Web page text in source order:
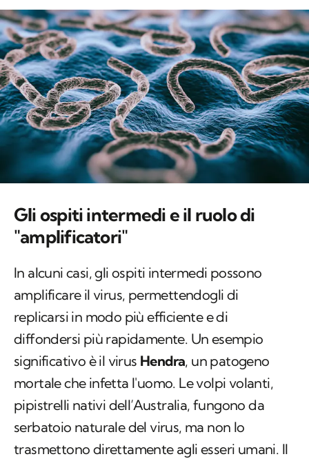
Gli ospiti intermedi e il ruolo di
"amplificatori"
In alcuni casi, gli ospiti intermedi possono
amplificare il virus, permettendogli di
replicarsi in modo più efficiente e di
diffondersi più rapidamente. Un esempio
significativo è il virus Hendra, un patogeno
mortale che infetta l'uomo. Le volpi volanti,
pipistrelli nativi dell’Australia, fungono da
serbatoio naturale del virus, ma non lo
trasmettono direttamente agli esseri umani. Il